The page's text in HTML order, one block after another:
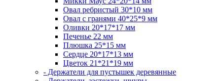
Овал ребристый 30*10 мм
Овал с гранями 40*25*9 мм
Оливки 20*17*17 мм
Печенье 22 мм
Плюшка 25*15 мм
Сердце 20*17*13 мм
Цветок 21*21*19 мм
- Держатели для пустышек деревянные